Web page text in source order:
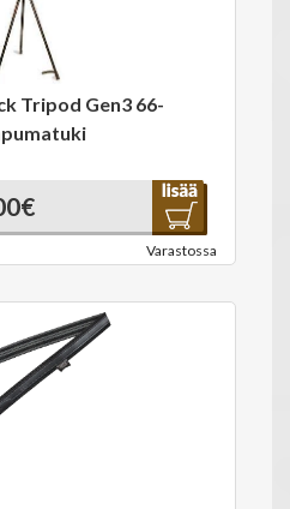
Tripod Gen3 66-
Varastossa